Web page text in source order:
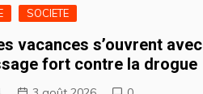
SOCIETE
vacances s’ouvrent avec
fort contre la drogue